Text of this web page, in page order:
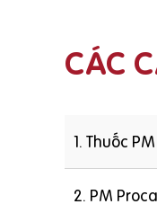
CÁC
1. Thuốc
2. PM